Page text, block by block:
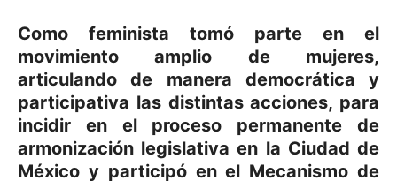
Como feminista tomó parte en el
movimiento amplio de mujeres,
articulando de manera democrática y
participativa las distintas acciones, para
incidir en el proceso permanente de
armonización legislativa en la Ciudad de
México y participó en el Mecanismo de